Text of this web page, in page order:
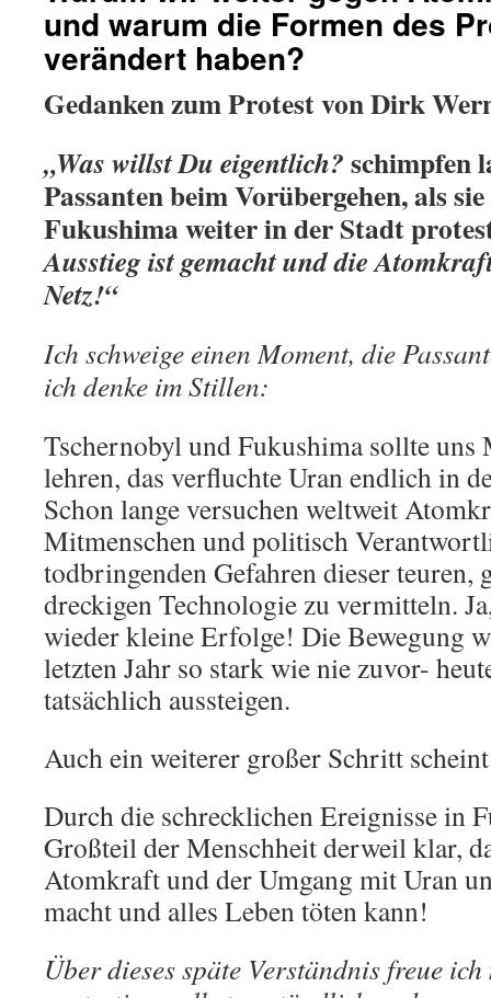
und warum die Formen des
verändert haben?
Gedanken zum Protest von Dirk
„Was willst Du eigentlich?schimpfen
Passanten beim Vorübergehen, als
Fukushima weiter in der Stadt
Ausstieg ist gemacht und die
Netz!“
Ich schweige einen Moment, die
ich denke im Stillen:
Tschernobyl und Fukushima sollte uns
lehren, das verfluchte Uran endlich in
Schon lange versuchen weltweit
Mitmenschen und politisch
todbringenden Gefahren dieser teuren,
dreckigen Technologie zu vermitteln.
wieder kleine Erfolge! Die Bewegung
letzten Jahr so stark wie nie zuvor-
tatsächlich aussteigen.
Auch ein weiterer großer Schritt
Durch die schrecklichen Ereignisse in
Großteil der Menschheit derweil klar,
Atomkraft und der Umgang mit Uran
macht und alles Leben töten kann!
Über dieses späte Verständnis freue